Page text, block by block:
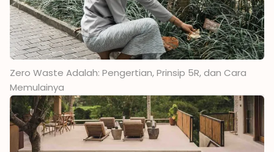
Zero Waste Adalah: Pengertian, Prinsip 5R, dan Cara
Memulainya